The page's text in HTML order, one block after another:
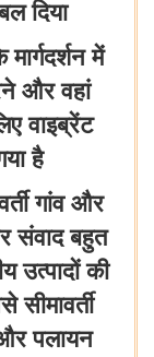
दिया
में
और वहां
वाइब्रेंट
है
गांव और
संवाद बहुत
उत्पादों की
सीमावर्ती
पलायन